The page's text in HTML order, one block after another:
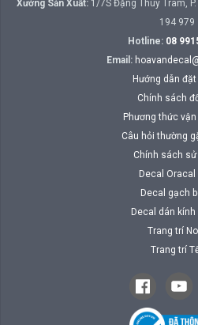
Xưởng Sản Xuất: 1/7S Đặng Thùy Trâm,
194 979
Hotline: 08
Email:
Hướng dẫn
Chính sách
Phương thức
Câu hỏi thường
Chính sách sử
Decal Oracal
Decal gạch
Decal dán
Trang trí
Trang trí